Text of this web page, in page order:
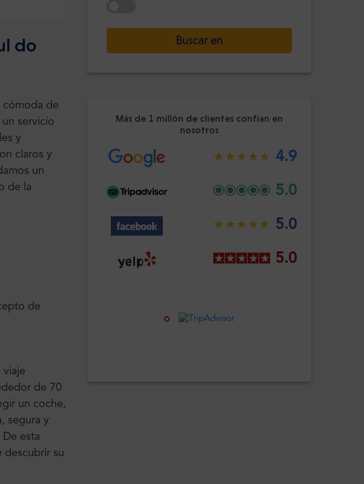
Buscar en
Más de 1 millón de clientes confían en
nosotros
4.9
5.0
5.0
5.0
do
cómoda de
un servicio
y
claros y
un
de la
de
viaje
de 70
un coche,
segura y
esta
descubrir su